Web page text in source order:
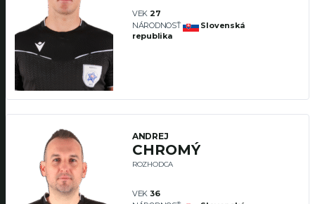
VEK 27
NÁRODNOSŤ
Slovenská
republika
ANDREJ
CHROMÝ
ROZHODCA
VEK 36